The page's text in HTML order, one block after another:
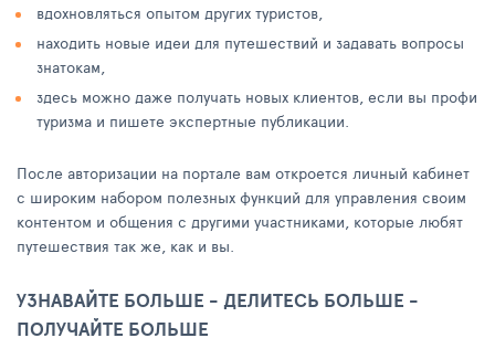
вдохновляться опытом других туристов,
находить новые идеи для путешествий и задавать вопросы
знатокам,
здесь можно даже получать новых клиентов, если вы профи
туризма и пишете экспертные публикации.
После авторизации на портале вам откроется личный кабинет
с широким набором полезных функций для управления своим
контентом и общения с другими участниками, которые любят
путешествия так же, как и вы.
УЗНАВАЙТЕ БОЛЬШЕ - ДЕЛИТЕСЬ БОЛЬШЕ -
ПОЛУЧАЙТЕ БОЛЬШЕ